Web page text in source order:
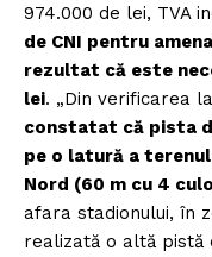
974.000 de lei, TVA
de CNI pentru
rezultat că este
lei. „Din verificarea
constatat că pista
pe o latură a
Nord (60 m cu 4
afara stadionului, în
realizată o altă pistă